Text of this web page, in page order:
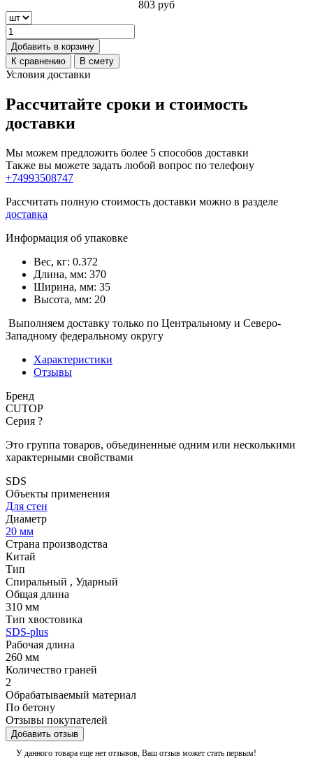
803 руб
Добавить в корзину
К сравнению
В смету
Условия доставки
Рассчитайте сроки и стоимость
доставки
Мы можем предложить более 5 способов доставки
Также вы можете задать любой вопрос по телефону
+74993508747
Рассчитать полную стоимость доставки можно в разделе
доставка
Информация об упаковке
Вес, кг: 0.372
Длина, мм: 370
Ширина, мм: 35
Высота, мм: 20
Выполняем доставку только по Центральному и Северо-
Западному федеральному округу
Характеристики
Отзывы
Бренд
CUTOP
Серия ?
Это группа товаров, объединенные одним или несколькими
характерными свойствами
SDS
Объекты применения
Для стен
Диаметр
20 мм
Страна производства
Китай
Тип
Спиральный , Ударный
Общая длина
310 мм
Тип хвостовика
SDS-plus
Рабочая длина
260 мм
Количество граней
2
Обрабатываемый материал
По бетону
Отзывы покупателей
Добавить отзыв
У данного товара еще нет отзывов, Ваш отзыв может стать первым!